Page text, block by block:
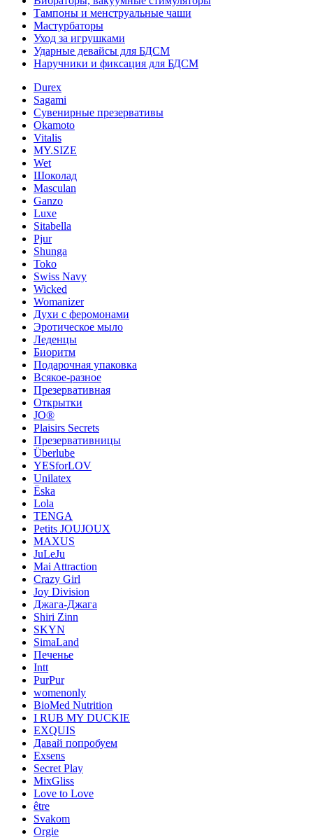
Тампоны и менструальные чаши
Мастурбаторы
Уход за игрушками
Ударные девайсы для БДСМ
Наручники и фиксация для БДСМ
Durex
Sagami
Сувенирные презервативы
Okamoto
Vitalis
MY.SIZE
Wet
Шоколад
Masculan
Ganzo
Luxe
Sitabella
Pjur
Shunga
Toko
Swiss Navy
Wicked
Womanizer
Духи с феромонами
Эротическое мыло
Леденцы
Биоритм
Подарочная упаковка
Всякое-разное
Презервативная
Открытки
JO®
Plaisirs Secrets
Презервативницы
Überlube
YESforLOV
Unilatex
Ёska
Lola
TENGA
Petits JOUJOUX
MAXUS
JuLeJu
Mai Attraction
Crazy Girl
Joy Division
Джага-Джага
Shiri Zinn
SKYN
SimaLand
Печенье
Intt
PurPur
womenonly
BioMed Nutrition
I RUB MY DUCKIE
EXQUIS
Давай попробуем
Exsens
Secret Play
MixGliss
Love to Love
être
Svakom
Orgie